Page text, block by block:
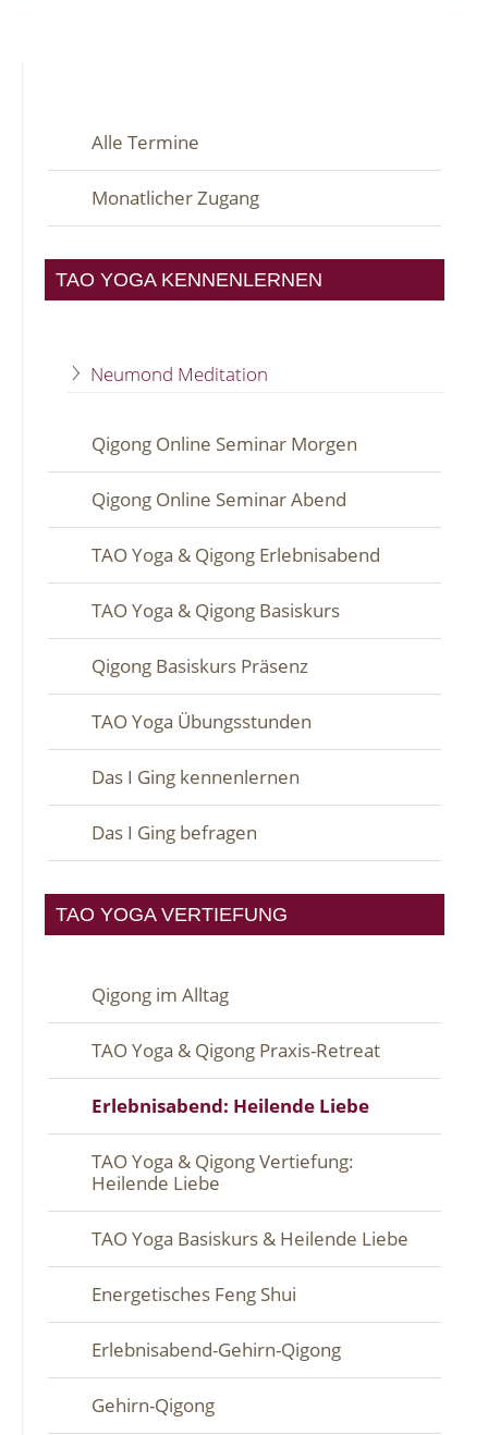
Alle Termine
Monatlicher Zugang
TAO YOGA KENNENLERNEN
Neumond Meditation
Qigong Online Seminar Morgen
Qigong Online Seminar Abend
TAO Yoga & Qigong Erlebnisabend
TAO Yoga & Qigong Basiskurs
Qigong Basiskurs Präsenz
TAO Yoga Übungsstunden
Das I Ging kennenlernen
Das I Ging befragen
TAO YOGA VERTIEFUNG
Qigong im Alltag
TAO Yoga & Qigong Praxis-Retreat
Erlebnisabend: Heilende Liebe
TAO Yoga & Qigong Vertiefung:
Heilende Liebe
TAO Yoga Basiskurs & Heilende Liebe
Energetisches Feng Shui
Erlebnisabend-Gehirn-Qigong
Gehirn-Qigong